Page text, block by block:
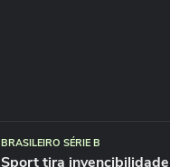
BRASILEIRO SÉRIE B
Sport tira